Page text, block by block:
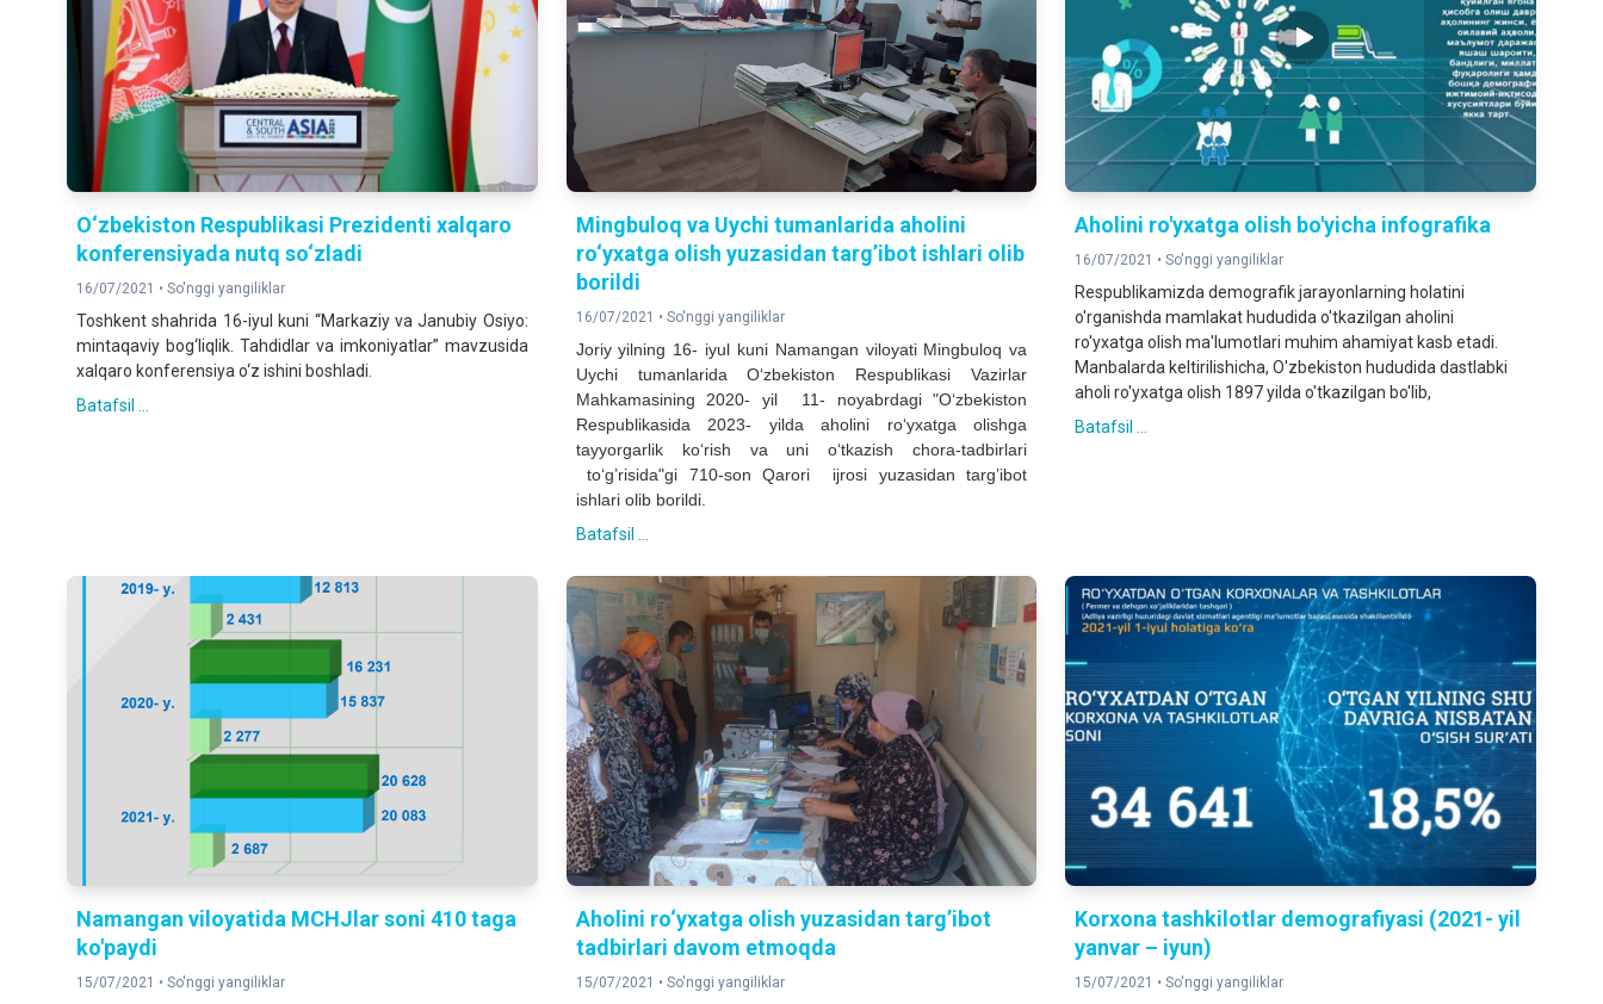
O‘zbekiston Respublikasi Prezidenti xalqaro
konferensiyada nutq so‘zladi
16/07/2021 • So'nggi yangiliklar
Toshkent shahrida 16-iyul kuni “Markaziy va Janubiy Osiyo:
mintaqaviy bog‘liqlik. Tahdidlar va imkoniyatlar” mavzusida
xalqaro konferensiya o‘z ishini boshladi.
Batafsil ...
Mingbuloq va Uychi tumanlarida aholini
ro‘yxatga olish yuzasidan targ’ibot ishlari olib
borildi
16/07/2021 • So'nggi yangiliklar
Joriy yilning 16- iyul kuni Namangan viloyati Mingbuloq va
Uychi tumanlarida O‘zbekiston Respublikasi Vazirlar
Mahkamasining 2020- yil 11- noyabrdagi "O‘zbekiston
Respublikasida 2023- yilda aholini ro‘yxatga olishga
tayyorgarlik ko‘rish va uni o‘tkazish chora-tadbirlari
to‘g’risida"gi 710-son Qarori ijrosi yuzasidan targ’ibot
ishlari olib borildi.
Batafsil ...
Aholini ro'yxatga olish bo'yicha infografika
16/07/2021 •So'nggi yangiliklar
Respublikamizda demografik jarayonlarning holatini
o'rganishda mamlakat hududida o'tkazilgan aholini
ro'yxatga olish ma'lumotlari muhim ahamiyat kasb etadi.
Manbalarda keltirilishicha, O'zbekiston hududida dastlabki
aholi ro'yxatga olish 1897 yilda o'tkazilgan bo'lib,
Batafsil ...
Namangan viloyatida MCHJlar soni 410 taga
ko'paydi
15/07/2021 • So'nggi yangiliklar
Aholini ro‘yxatga olish yuzasidan targ’ibot
tadbirlari davom etmoqda
15/07/2021 • So'nggi yangiliklar
Korxona tashkilotlar demografiyasi (2021- yil
yanvar – iyun)
15/07/2021 •So'nggi yangiliklar